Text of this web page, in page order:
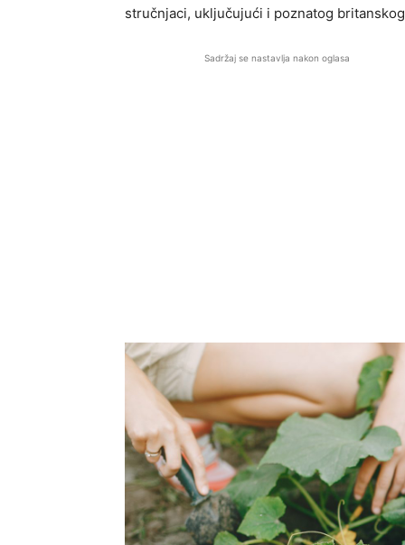
stručnjaci, uključujući i poznatog
Sadržaj se nastavlja nakon oglasa